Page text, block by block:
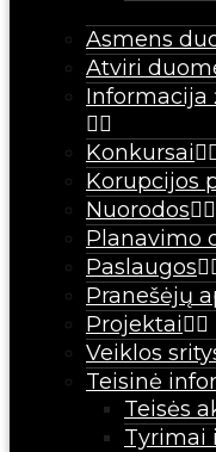
Asmens
Atviri
Informacija
Konkursai
Korupcijos
Nuorodos
Planavimo
Paslaugos
Pranešėjų
Projektai
Veiklos
Teisinė
Teisės
Tyrimai